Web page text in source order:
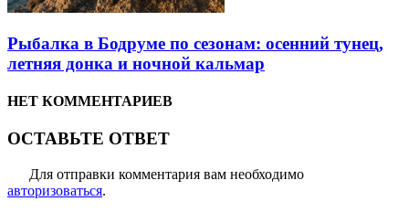
Рыбалка в Бодруме по сезонам: осенний тунец,
летняя донка и ночной кальмар
НЕТ КОММЕНТАРИЕВ
ОСТАВЬТЕ ОТВЕТ
Для отправки комментария вам необходимо
авторизоваться.